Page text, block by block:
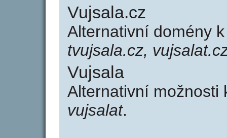
Vujsala.cz
Alternativní domény
tvujsala.cz,
Vujsala
Alternativní
vujsalat.